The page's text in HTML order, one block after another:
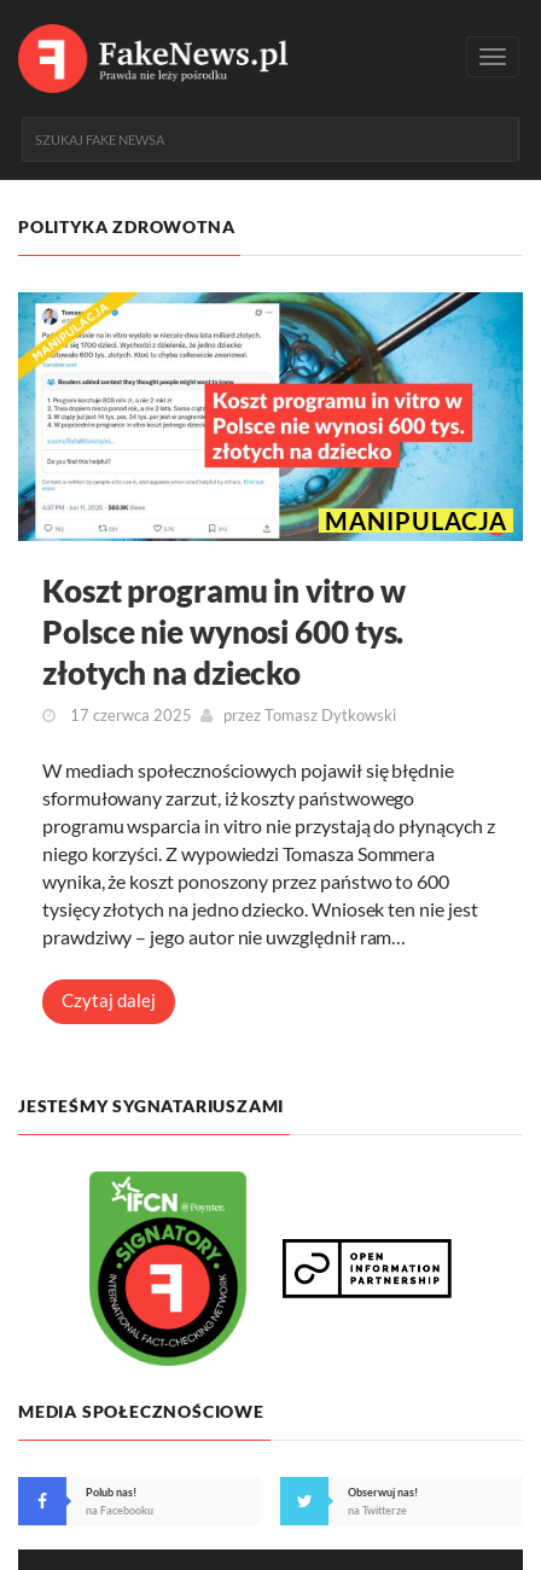
POLITYKA ZDROWOTNA
MANIPULACJA
Koszt programu in vitro w
Polsce nie wynosi 600 tys.
złotych na dziecko
17 czerwca 2025 przezTomasz Dytkowski
W mediach społecznościowych pojawił się błędnie
sformułowany zarzut, iż koszty państwowego
programu wsparcia in vitro nie przystają do płynących z
niego korzyści. Z wypowiedzi Tomasza Sommera
wynika, że koszt ponoszony przez państwo to 600
tysięcy złotych na jedno dziecko. Wniosek ten nie jest
prawdziwy – jego autor nie uwzględnił ram…
Czytaj dalej
JESTEŚMY SYGNATARIUSZAMI
MEDIA SPOŁECZNOŚCIOWE
Polub nas!
na Facebooku
Obserwuj nas!
na Twitterze